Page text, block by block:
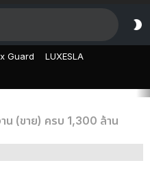
Guard LUXESLA
น (ขาย) ครบ 1,300 ล้าน